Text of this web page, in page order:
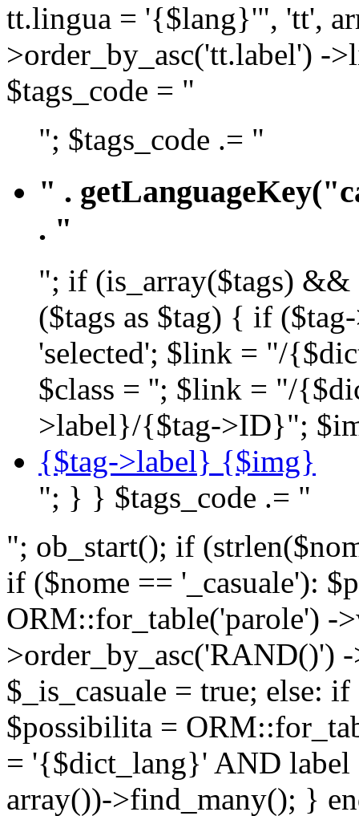
tt.lingua = '{$lang}'", 'tt',
>order_by_asc('tt.label') -
$tags_code = "
"; $tags_code .= "
" .
. "
"; if (is_array($tags) &&
($tags as $tag) { if
'selected'; $link = "/
$class = ''; $link = "/
>label}/{$tag->ID}";
{$tag->label} {$img}
"; } } $tags_code .= "
"; ob_start(); if
if ($nome == '_casuale'):
ORM::for_table('parole') -
>order_by_asc('RAND()')
$_is_casuale = true; else:
$possibilita =
= '{$dict_lang}' AND
array())->find_many(); }